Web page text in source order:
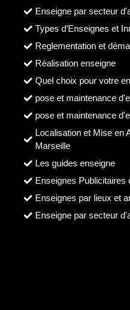
Enseigne par secteur
Types d’Enseignes et
Reglementation et
Réalisation enseigne
Quel choix pour votre
pose et maintenance
pose et maintenance
Localisation et Mise en
Marseille
Les guides enseigne
Enseignes Publicitaires
Enseignes par lieux et
Enseigne par secteur